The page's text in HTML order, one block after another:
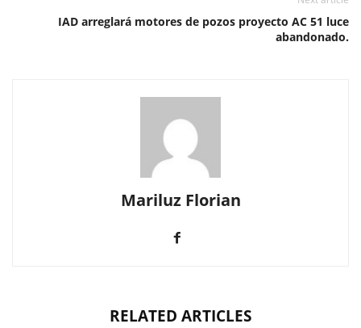
IAD arreglará motores de pozos proyecto AC 51 luce
abandonado.
Mariluz Florian
RELATED ARTICLES